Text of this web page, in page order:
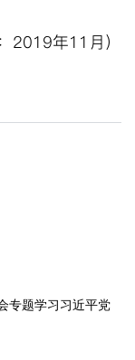
2019年11 月）
专题学习习近平党